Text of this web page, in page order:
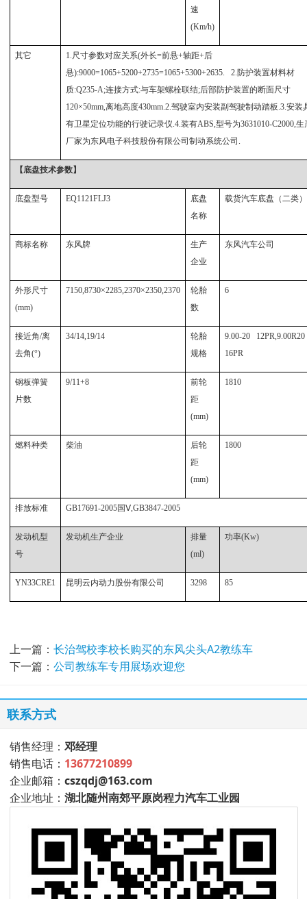
速
(Km/h)
其它 1.尺寸参数对应关系(外长=前悬+轴距+后
悬):9000=1065+5200+2735=1065+5300+2635. 2.防护装置材料材
质:Q235-A;连接方式:与车架螺栓联结;后部防护装置的断面尺寸
120×50mm,离地高度430mm.2.驾驶室内安装副驾驶制动踏板.3.安装
有卫星定位功能的行驶记录仪.4.装有ABS,型号为3631010-C2000,生
厂家为东风电子科技股份有限公司制动系统公司.
【底盘技术参数】
底盘型号 EQ1121FLJ3
底盘
名称
载货汽车底盘（二类）
商标名称 东风牌
生产
企业
东风汽车公司
外形尺寸
(mm)
7150,8730×2285,2370×2350,2370
轮胎
数
6
接近角/离
去角(°)
34/14,19/14
轮胎
规格
9.00-20 12PR,9.00R20
16PR
钢板弹簧
片数
9/11+8
前轮
距
(mm)
1810
燃料种类 柴油
后轮
距
(mm)
1800
排放标准 GB17691-2005国Ⅴ,GB3847-2005
发动机型
号
发动机生产企业
排量
(ml)
功率(Kw)
YN33CRE1 昆明云内动力股份有限公司 3298 85
上一篇： 长治驾校李校长购买的东风尖头A2教练车
下一篇： 公司教练车专用展场欢迎您
联系方式
销售经理： 邓经理
销售电话： 13677210899
企业邮箱： cszqdj@163.com
企业地址： 湖北随州南郊平原岗程力汽车工业园